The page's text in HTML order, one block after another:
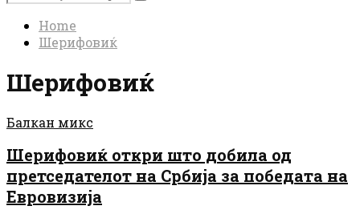
for:
Search
Home
Шерифовиќ
Шерифовиќ
Балкан микс
Шерифовиќ откри што добила од
претседателот на Србија за победата на
Евровизија